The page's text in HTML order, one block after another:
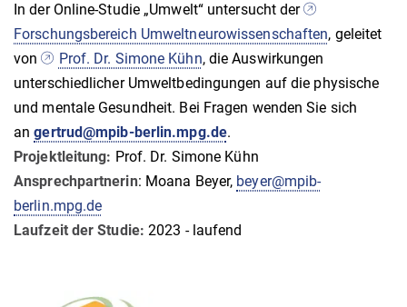
In der Online-Studie „Umwelt“ untersucht der
Forschungsbereich Umweltneurowissenschaften, geleitet
von
Prof. Dr. Simone Kühn, die Auswirkungen
unterschiedlicher Umweltbedingungen auf die physische
und mentale Gesundheit. Bei Fragen wenden Sie sich
angertrud@mpib-berlin.mpg.de.
Projektleitung: Prof. Dr. Simone Kühn
Ansprechpartnerin: Moana Beyer, beyer@mpib-
berlin.mpg.de
Laufzeit der Studie: 2023 - laufend